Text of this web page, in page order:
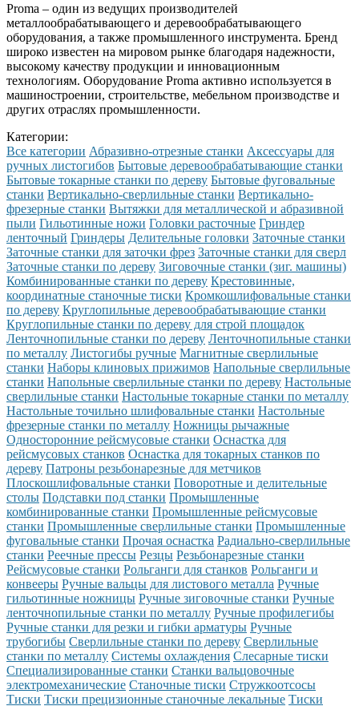
Proma – один из ведущих производителей
металлообрабатывающего и деревообрабатывающего
оборудования, а также промышленного инструмента. Бренд
широко известен на мировом рынке благодаря надежности,
высокому качеству продукции и инновационным
технологиям. Оборудование Proma активно используется в
машиностроении, строительстве, мебельном производстве и
других отраслях промышленности.
Категории:
Все категории Абразивно-отрезные станки Аксессуары для
ручных листогибов Бытовые деревообрабатывающие станки
Бытовые токарные станки по дереву Бытовые фуговальные
станки Вертикально-сверлильные станки Вертикально-
фрезерные станки Вытяжки для металлической и абразивной
пыли Гильотинные ножи Головки расточные Гриндер
ленточный Гриндеры Делительные головки Заточные станки
Заточные станки для заточки фрез Заточные станки для сверл
Заточные станки по дереву Зиговочные станки (зиг. машины)
Комбинированные станки по дереву Крестовинные,
координатные станочные тиски Кромкошлифовальные станки
по дереву Круглопильные деревообрабатывающие станки
Круглопильные станки по дереву для строй площадок
Ленточнопильные станки по дереву Ленточнопильные станки
по металлу Листогибы ручные Магнитные сверлильные
станки Наборы клиновых прижимов Напольные сверлильные
станки Напольные сверлильные станки по дереву Настольные
сверлильные станки Настольные токарные станки по металлу
Настольные точильно шлифовальные станки Настольные
фрезерные станки по металлу Ножницы рычажные
Односторонние рейсмусовые станки Оснастка для
рейсмусовых станков Оснастка для токарных станков по
дереву Патроны резьбонарезные для метчиков
Плоскошлифовальные станки Поворотные и делительные
столы Подставки под станки Промышленные
комбинированные станки Промышленные рейсмусовые
станки Промышленные сверлильные станки Промышленные
фуговальные станки Прочая оснастка Радиально-сверлильные
станки Реечные прессы Резцы Резьбонарезные станки
Рейсмусовые станки Рольганги для станков Рольганги и
конвееры Ручные вальцы для листового металла Ручные
гильотинные ножницы Ручные зиговочные станки Ручные
ленточнопильные станки по металлу Ручные профилегибы
Ручные станки для резки и гибки арматуры Ручные
трубогибы Сверлильные станки по дереву Сверлильные
станки по металлу Системы охлаждения Слесарные тиски
Специализированные станки Станки вальцовочные
электромеханические Станочные тиски Стружкоотсосы
Тиски Тиски прецизионные станочные лекальные Тиски